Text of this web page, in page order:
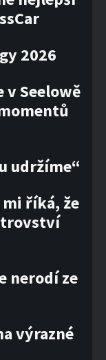
2026
v Seelowě
udržíme“
mi říká, že
nerodí ze
výrazné